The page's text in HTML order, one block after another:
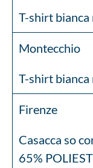
T-shirt
Montecchio
T-shirt
Firenze
Casacca so
65%